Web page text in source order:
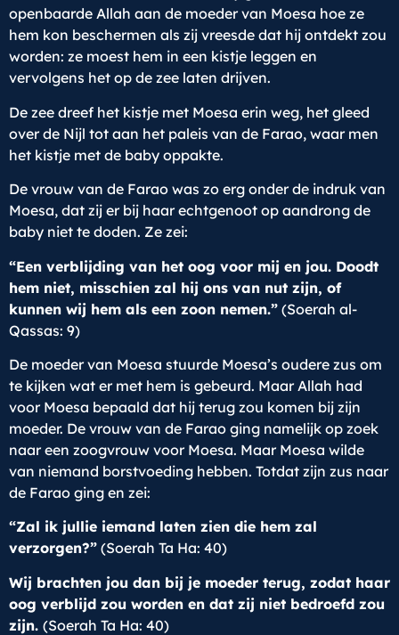
openbaarde Allah aan de moeder van Moesa hoe ze
hem kon beschermen als zij vreesde dat hij ontdekt zou
worden: ze moest hem in een kistje leggen en
vervolgens het op de zee laten drijven.
De zee dreef het kistje met Moesa erin weg, het gleed
over de Nijl tot aan het paleis van de Farao, waar men
het kistje met de baby oppakte.
De vrouw van de Farao was zo erg onder de indruk van
Moesa, dat zij er bij haar echtgenoot op aandrong de
baby niet te doden. Ze zei:
“Een verblijding van het oog voor mij en jou. Doodt
hem niet, misschien zal hij ons van nut zijn, of
kunnen wij hem als een zoon nemen.” (Soerah al-
Qassas: 9)
De moeder van Moesa stuurde Moesa’s oudere zus om
te kijken wat er met hem is gebeurd. Maar Allah had
voor Moesa bepaald dat hij terug zou komen bij zijn
moeder. De vrouw van de Farao ging namelijk op zoek
naar een zoogvrouw voor Moesa. Maar Moesa wilde
van niemand borstvoeding hebben. Totdat zijn zus naar
de Farao ging en zei:
“Zal ik jullie iemand laten zien die hem zal
verzorgen?” (Soerah Ta Ha: 40)
Wij brachten jou dan bij je moeder terug, zodat haar
oog verblijd zou worden en dat zij niet bedroefd zou
zijn. (Soerah Ta Ha: 40)